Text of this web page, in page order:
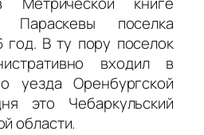
Параскевы поселка
год. В ту пору поселок
входил в
уезда Оренбургской
это Чебаркульский
области.